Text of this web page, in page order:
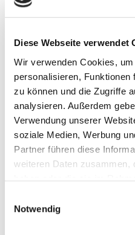
Diese Webseite verwendet
Wir verwenden Cookies,
personalisieren, Funktionen
zu können und die Zugriffe
analysieren. Außerdem
Verwendung unserer
soziale Medien, Werbung
Partner führen diese
weiteren Daten zusammen,
Notwendig
r
ö
e
t
e
n
D
a
r
s
e
g
im Anwendungsfall
Kreislaufwirtschaft
In einer Kreislaufwirtschaft
und Rohstoffe nicht nur
wegzuwerfen, sondern „im
wiederzuverwenden. Dafür
Produktbeschreibungen
Informationen, um
zu treffen, wie ein
sogenannter „Digitaler